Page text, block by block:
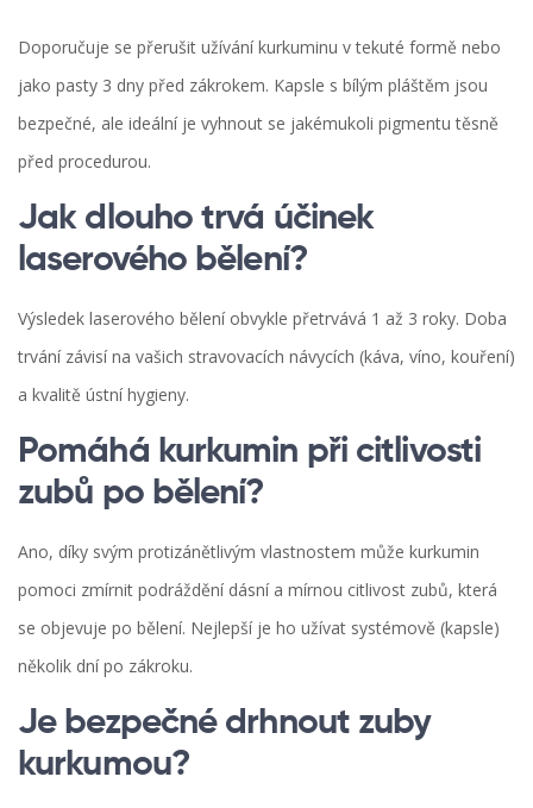
Doporučuje se přerušit užívání kurkuminu v tekuté formě nebo
jako pasty 3 dny před zákrokem. Kapsle s bílým pláštěm jsou
bezpečné, ale ideální je vyhnout se jakémukoli pigmentu těsně
před procedurou.
Jak dlouho trvá účinek
laserového bělení?
Výsledek laserového bělení obvykle přetrvává 1 až 3 roky. Doba
trvání závisí na vašich stravovacích návycích (káva, víno, kouření)
a kvalitě ústní hygieny.
Pomáhá kurkumin při citlivosti
zubů po bělení?
Ano, díky svým protizánětlivým vlastnostem může kurkumin
pomoci zmírnit podráždění dásní a mírnou citlivost zubů, která
se objevuje po bělení. Nejlepší je ho užívat systémově (kapsle)
několik dní po zákroku.
Je bezpečné drhnout zuby
kurkumou?